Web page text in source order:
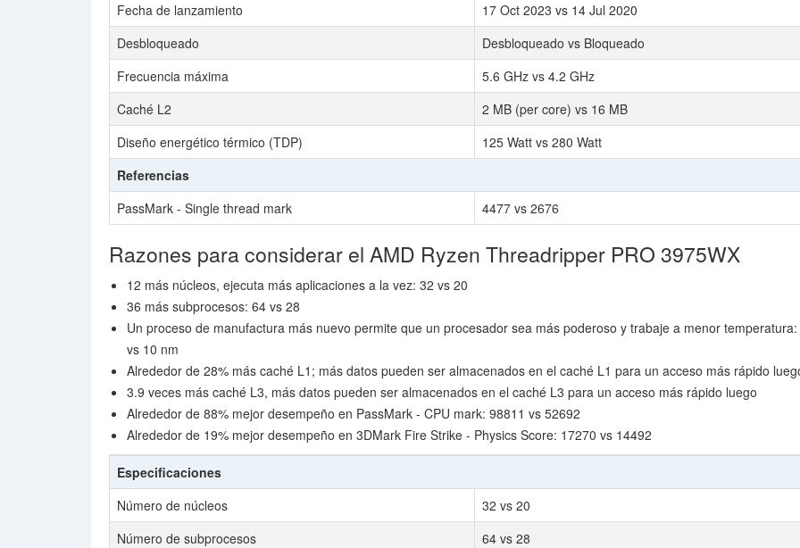
Fecha de lanzamiento
17 Oct 2023 vs 14 Jul 2020
Desbloqueado
Desbloqueado vs Bloqueado
Frecuencia máxima
5.6 GHz vs 4.2 GHz
Caché L2
2 MB (per core) vs 16 MB
Diseño energético térmico (TDP)
125 Watt vs 280 Watt
Referencias
PassMark - Single thread mark
4477 vs 2676
Razones para considerar el AMD Ryzen Threadripper PRO 3975WX
12 más núcleos, ejecuta más aplicaciones a la vez: 32 vs 20
36 más subprocesos: 64 vs 28
Un proceso de manufactura más nuevo permite que un procesador sea más poderoso y trabaje a menor
vs 10 nm
Alrededor de 28% más caché L1; más datos pueden ser almacenados en el caché L1 para un acceso más rápido
3.9 veces más caché L3, más datos pueden ser almacenados en el caché L3 para un acceso más rápido luego
Alrededor de 88% mejor desempeño en PassMark - CPU mark: 98811 vs 52692
Alrededor de 19% mejor desempeño en 3DMark Fire Strike - Physics Score: 17270 vs 14492
Especificaciones
Número de núcleos
32 vs 20
Número de subprocesos
64 vs 28